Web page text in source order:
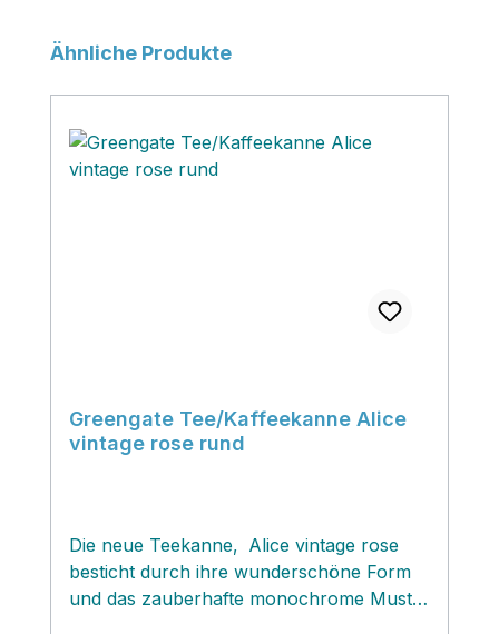
Produktgalerie überspringen
Ähnliche Produkte
Greengate Tee/Kaffeekanne Alice
vintage rose rund
Die neue Teekanne‚ Alice vintage rose
besticht durch ihre wunderschöne Form
und das zauberhafte monochrome Muster